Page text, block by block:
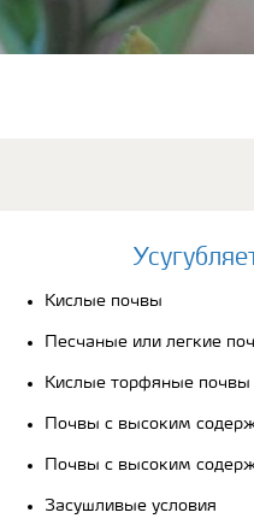
Кислые почвы
Песчаные или легкие
Кислые торфяные почвы
Почвы с высоким
Почвы с высоким
Засушливые условия